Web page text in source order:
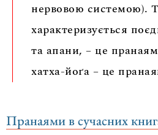
нервовою системою).
характеризується
та апани, – це
хатха-йоґа – це
Пранаями в сучасних